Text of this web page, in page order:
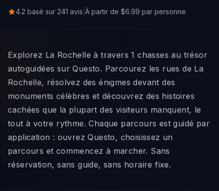
4.2 basé sur 241 avis À partir de $6.99 par personne
Explorez La Rochelle à travers 1 chasses au trésor
autoguidées sur Questo. Parcourez les rues de La
Rochelle, résolvez des énigmes devant des
monuments célèbres et découvrez des histoires
cachées que la plupart des visiteurs manquent, le
tout à votre rythme. Chaque parcours est guidé par
application : ouvrez Questo, choisissez un
parcours et commencez à marcher. Sans
réservation, sans guide, sans horaire fixe.